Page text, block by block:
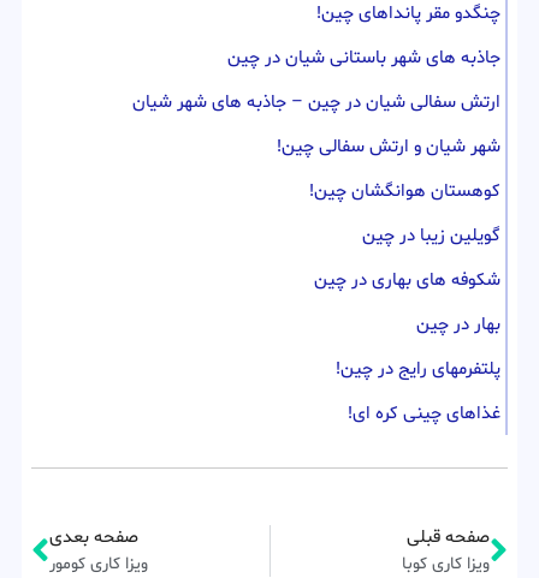
چنگدو مقر پانداهای چین!
جاذبه های شهر باستانی شیان در چین
ارتش سفالی شیان در چین – جاذبه های شهر شیان
شهر شیان و ارتش سفالی چین!
کوهستان هوانگشان چین!
گویلین زیبا در چین
شکوفه های بهاری در چین
بهار در چین
پلتفرمهای رایج در چین!
غذاهای چینی کره ای!
صفحه قبلی
ویزا کاری کوبا
صفحه بعدی
ویزا کاری کومور